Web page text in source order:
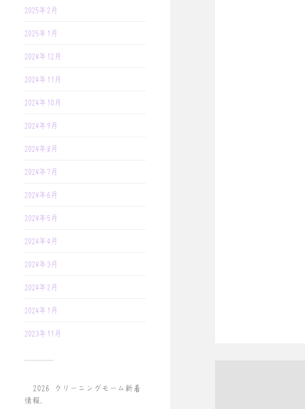
2025年2月
2025年1月
2024年12月
2024年11月
2024年10月
2024年9月
2024年8月
2024年7月
2024年6月
2024年5月
2024年4月
2024年3月
2024年2月
2024年1月
2023年11月
© 2026
クリーニングモーム新着
情報